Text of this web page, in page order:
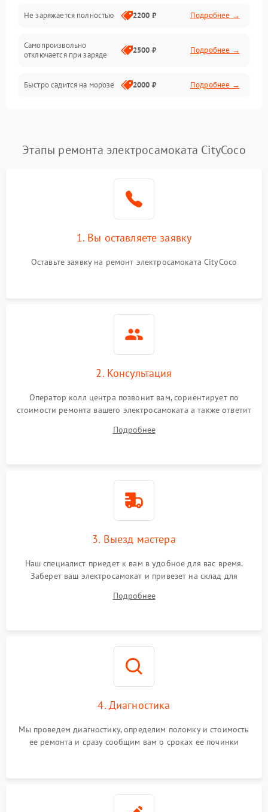
Не заряжается полностью 2200 ₽ Подробнее →
Самопроизвольно
отключается при заряде
2500 ₽ Подробнее →
Быстро садится на морозе 2000 ₽ Подробнее →
Этапы ремонта электросамоката CityCoco
1. Вы оставляете заявку
Оставьте заявку на ремонт электросамоката CityCoco
2. Консультация
Оператор колл центра позвонит вам, сориентирует по
стоимости ремонта вашего электросамоката а также ответит
Подробнее
3. Выезд мастера
Наш специалист приедет к вам в удобное для вас время.
Заберет ваш электросамокат и привезет на склад для
Подробнее
4. Диагностика
Мы проведем диагностику, определим поломку и стоимость
ее ремонта и сразу сообщим вам о сроках ее починки